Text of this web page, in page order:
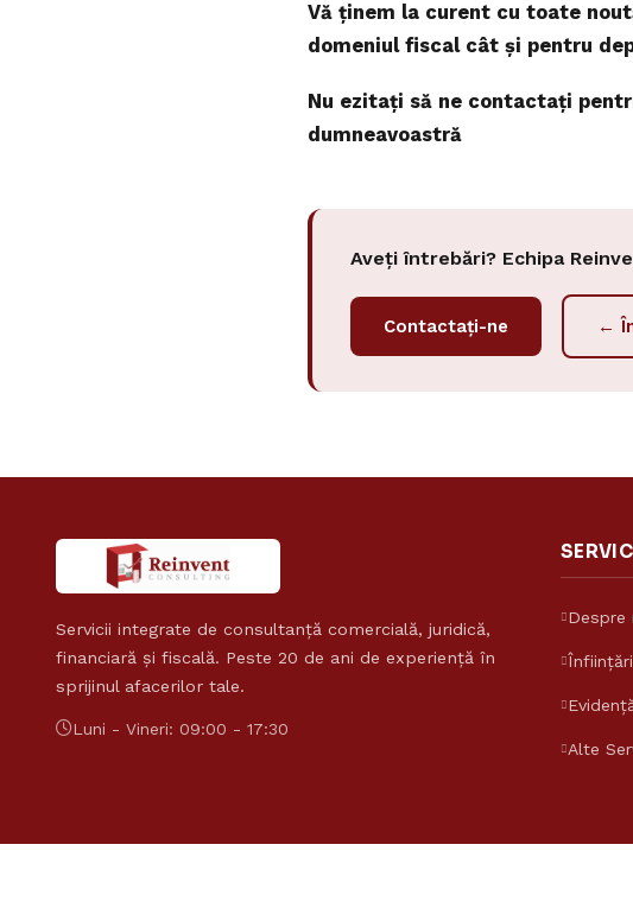
Vă ținem la curent cu toate
domeniul fiscal cât și pentru
Nu ezitați să ne contactați
dumneavoastră
Aveți întrebări? Echipa
Contactați-ne ←
Servicii integrate de consultanță comercială, juridică,
financiară și fiscală. Peste 20 de ani de experiență în
sprijinul afacerilor tale.
Luni - Vineri: 09:00 - 17:30
Despre
Alte